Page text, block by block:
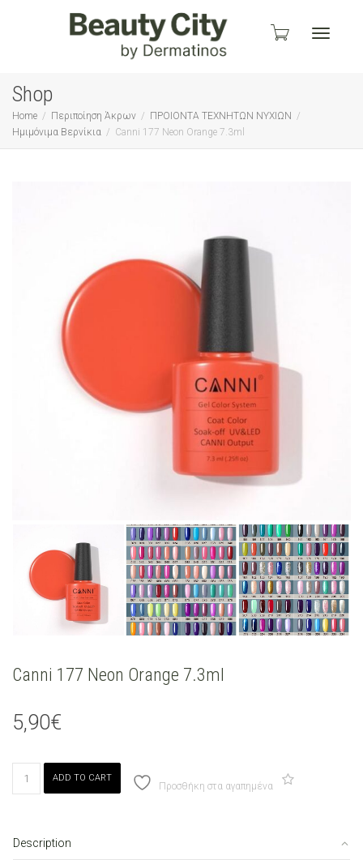
Shop
Home Περιποίηση Άκρων
ΠΡΟΙΟΝΤΑ ΤΕΧΝΗΤΩΝ ΝΥΧΙΩΝ
Ημιμόνιμα Βερνίκια
Canni 177 Neon Orange 7.3ml
Canni 177 Neon Orange 7.3ml
5,90€
177
quantity
ADD TO CART
Προσθήκη στα αγαπημένα
Description